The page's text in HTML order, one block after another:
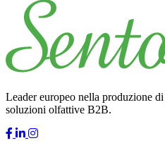
Leader europeo nella produzione
soluzioni olfattive B2B.